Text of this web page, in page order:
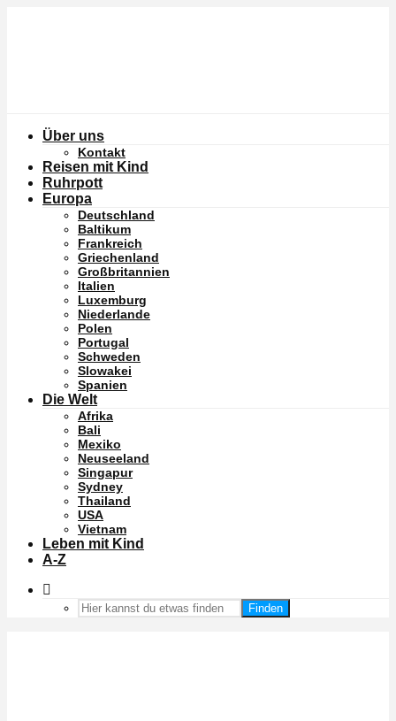
Über uns
Kontakt
Reisen mit Kind
Ruhrpott
Europa
Deutschland
Baltikum
Frankreich
Griechenland
Großbritannien
Italien
Luxemburg
Niederlande
Polen
Portugal
Schweden
Slowakei
Spanien
Die Welt
Afrika
Bali
Mexiko
Neuseeland
Singapur
Sydney
Thailand
USA
Vietnam
Leben mit Kind
A-Z
Finden